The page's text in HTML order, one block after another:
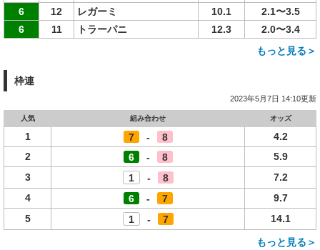
6
12 レガーミ 10.1
2.1〜3.5
6
11 トラーパニ 12.3
2.0〜3.4
もっと見る＞
枠連
2023年5月7日 14:10更新
人気 組み合わせ オッズ
1 7 - 8
4.2
2
6 - 8
5.9
3
1 - 8
7.2
4
6 - 7
9.7
5
1 - 7 14.1
もっと見る＞